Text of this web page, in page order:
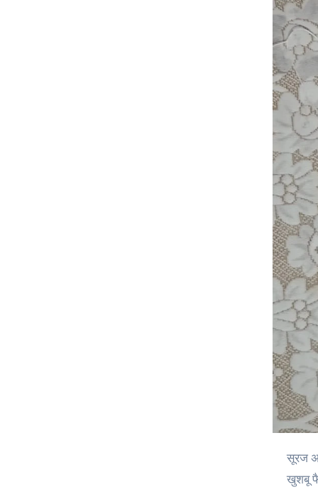
सूरज अभी पहाड़ों के पीछे छिपा होता है। हवा में कड़क ठंड है, लेकिन कुमाऊं के घरों में एक अलग ही रौनक छाई रहती है। रसोई से गुड़ की मीठी
खुशबू